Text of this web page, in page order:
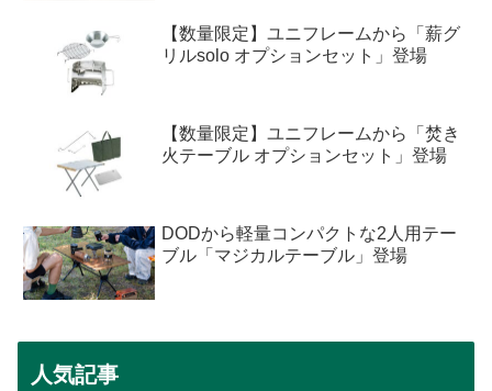
【数量限定】ユニフレームから「薪グ
リルsolo オプションセット」登場
【数量限定】ユニフレームから「焚き
火テーブル オプションセット」登場
DODから軽量コンパクトな2人用テー
ブル「マジカルテーブル」登場
人気記事